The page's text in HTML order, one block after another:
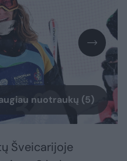
nuotraukų (5)
Šveicarijoje